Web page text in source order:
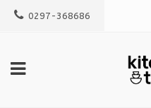
0297-368686